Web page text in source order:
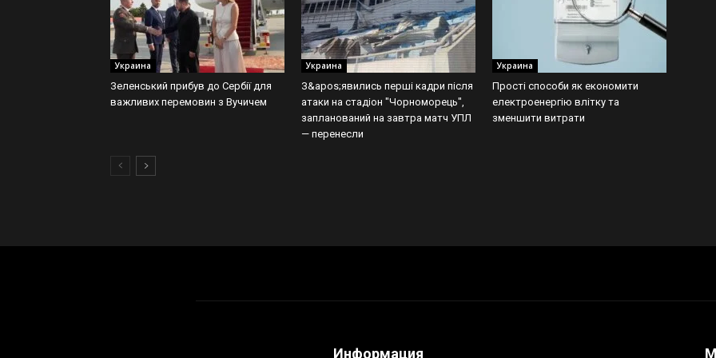
Украина
Зеленський прибув до Сербії для
важливих перемовин з Вучичем
Украина
З&apos;явились перші кадри після
атаки на стадіон "Чорноморець",
запланований на завтра матч УПЛ
— перенесли
Украина
Прості способи як економити
електроенергію влітку та
зменшити витрати
Информация